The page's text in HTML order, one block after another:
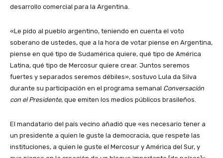
desarrollo comercial para la Argentina.
«Le pido al pueblo argentino, teniendo en cuenta el voto
soberano de ustedes, que a la hora de votar piense en Argentina,
piense en qué tipo de Sudamérica quiere, qué tipo de América
Latina, qué tipo de Mercosur quiere crear. Juntos seremos
fuertes y separados seremos débiles», sostuvo Lula da Silva
durante su participación en el programa semanal Conversación
con el Presidente, que emiten los medios públicos brasileños.
El mandatario del país vecino añadió que «es necesario tener a
un presidente a quien le guste la democracia, que respete las
instituciones, a quien le guste el Mercosur y América del Sur, y